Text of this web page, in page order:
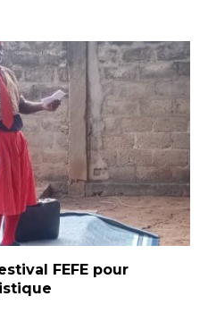
FEFE pour